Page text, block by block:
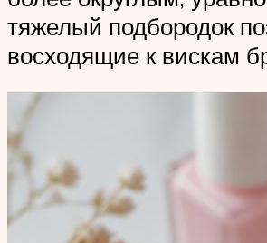
тяжелый подбородок
восходящие к вискам